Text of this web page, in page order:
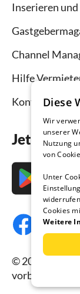
Inserieren
Channel
Hilfe
Kontakt
Jetzt die
© 2026
vorbehalten.
Diese
Wir
unserer
Nutzung
von
Unter
Cookies
Weitere